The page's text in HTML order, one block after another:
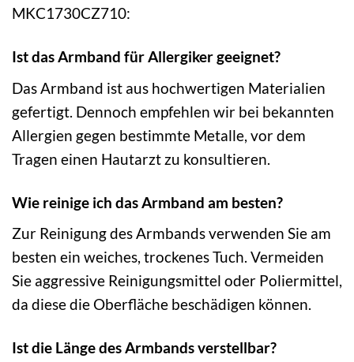
MKC1730CZ710:
Ist das Armband für Allergiker geeignet?
Das Armband ist aus hochwertigen Materialien
gefertigt. Dennoch empfehlen wir bei bekannten
Allergien gegen bestimmte Metalle, vor dem
Tragen einen Hautarzt zu konsultieren.
Wie reinige ich das Armband am besten?
Zur Reinigung des Armbands verwenden Sie am
besten ein weiches, trockenes Tuch. Vermeiden
Sie aggressive Reinigungsmittel oder Poliermittel,
da diese die Oberfläche beschädigen können.
Ist die Länge des Armbands verstellbar?